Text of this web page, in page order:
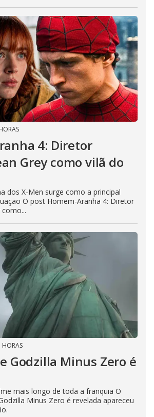
4: Diretor
Grey como vilã do
dos X-Men surge como a principal
O post Homem-Aranha 4: Diretor
como...
Godzilla Minus Zero é
mais longo de toda a franquia O
Minus Zero é revelada apareceu